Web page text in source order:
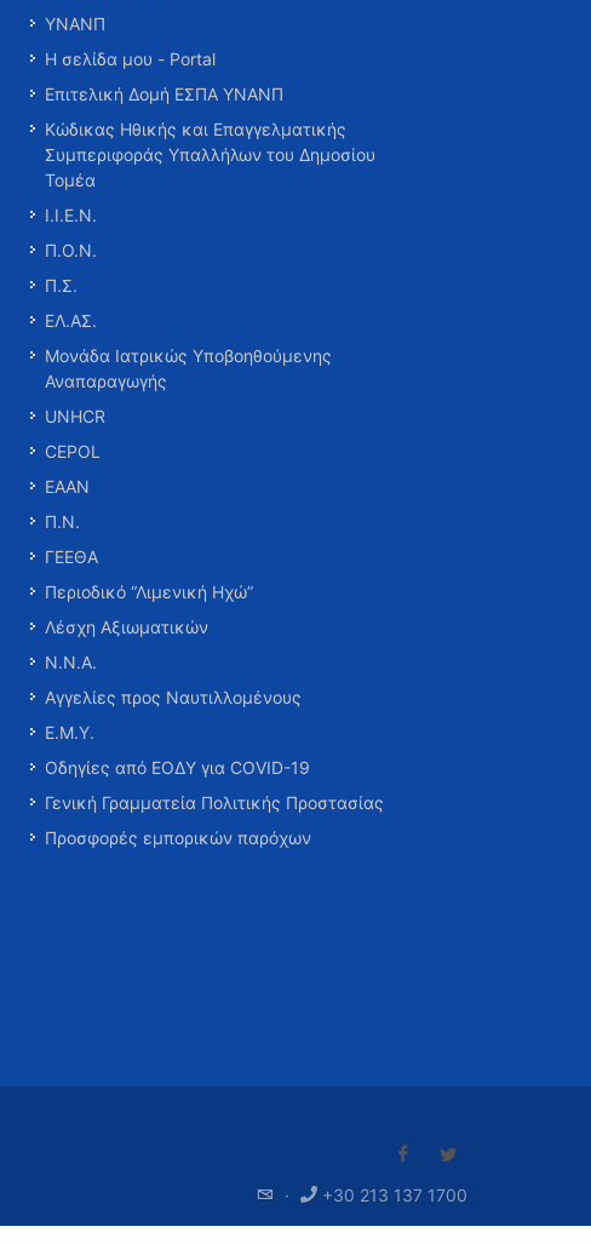
ΥΝΑΝΠ
Η σελίδα μου - Portal
Επιτελική Δομή ΕΣΠΑ ΥΝΑΝΠ
Κώδικας Ηθικής και Επαγγελματικής
Συμπεριφοράς Υπαλλήλων του Δημοσίου
Τομέα
Ι.Ι.Ε.Ν.
Π.Ο.Ν.
Π.Σ.
ΕΛ.ΑΣ.
Μονάδα Ιατρικώς Υποβοηθούμενης
Αναπαραγωγής
UNHCR
CEPOL
ΕΑΑΝ
Π.Ν.
ΓΕΕΘΑ
Περιοδικό “Λιμενική Ηχώ”
Λέσχη Αξιωματικών
Ν.Ν.Α.
Αγγελίες προς Ναυτιλλομένους
Ε.Μ.Υ.
Οδηγίες από ΕΟΔΥ για COVID-19
Γενική Γραμματεία Πολιτικής Προστασίας
Προσφορές εμπορικών παρόχων
· +30 213 137 1700